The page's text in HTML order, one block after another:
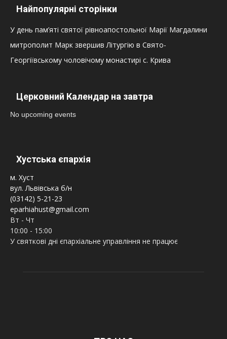
Найпопулярні сторінки
У день пам’яті святої рівноапостольної Марії Магдалини
митрополит Марк звершив Літургію в Свято-
Георгіївському чоловічому монастирі с. Крива
Церковний Календар на завтра
No upcoming events
Хустська єпархія
м. Хуст
вул. Львівська б/н
(03142) 5-21-23
eparhiahust@gmail.com
Вт - Чт
10:00 - 15:00
У святкові дні єпархіальне управління не працює